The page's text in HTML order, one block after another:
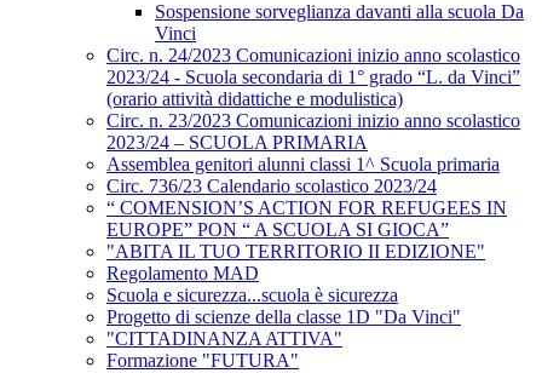
Sospensione sorveglianza davanti alla scuola Da
Vinci
Circ. n. 24/2023 Comunicazioni inizio anno scolastico
2023/24 - Scuola secondaria di 1° grado “L. da Vinci”
(orario attività didattiche e modulistica)
Circ. n. 23/2023 Comunicazioni inizio anno scolastico
2023/24 – SCUOLA PRIMARIA
Assemblea genitori alunni classi 1^ Scuola primaria
Circ. 736/23 Calendario scolastico 2023/24
“ COMENSION’S ACTION FOR REFUGEES IN
EUROPE” PON “ A SCUOLA SI GIOCA”
"ABITA IL TUO TERRITORIO II EDIZIONE"
Regolamento MAD
Scuola e sicurezza...scuola è sicurezza
Progetto di scienze della classe 1D "Da Vinci"
"CITTADINANZA ATTIVA"
Formazione "FUTURA"